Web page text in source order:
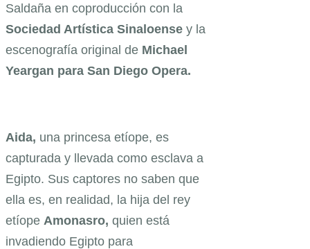
Saldaña en coproducción con la
Sociedad Artística Sinaloense y la
escenografía original de Michael
Yeargan para San Diego Opera.
Aida, una princesa etíope, es
capturada y llevada como esclava a
Egipto. Sus captores no saben que
ella es, en realidad, la hija del rey
etíope Amonasro, quien está
invadiendo Egipto para